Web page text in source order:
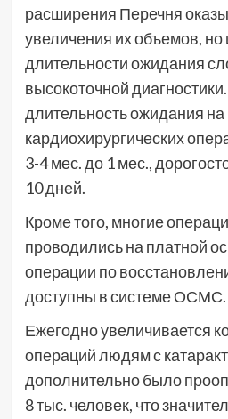
расширения Перечня
увеличения их объемов,
длительности ожидания
высокоточной
длительность ожидания на
кардиохирургических
3-4 мес. до 1 мес.,
10 дней.
Кроме того, многие
проводились на платной
операции по
доступны в системе ОСМС.
Ежегодно увеличивается
операций людям с
дополнительно было
8 тыс. человек, что